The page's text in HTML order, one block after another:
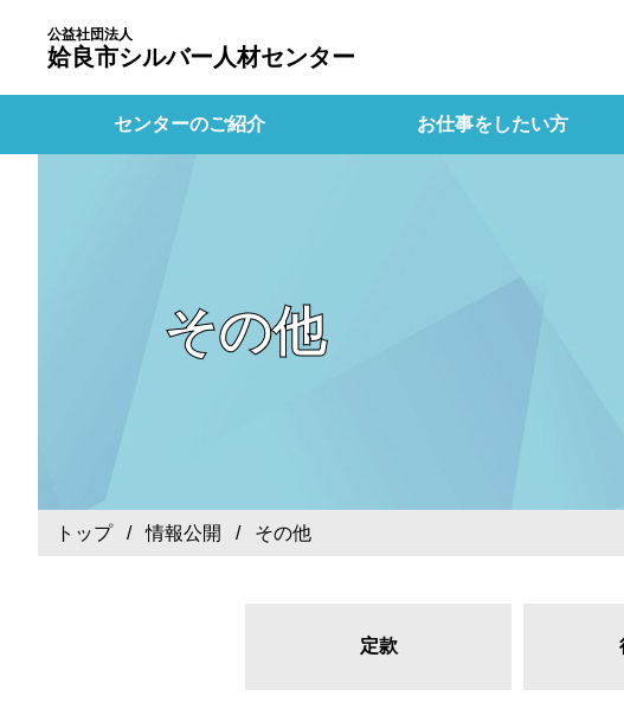
公益社団法人
姶良市シルバー人材センター
センターのご紹介 お仕事をしたい方
その他
トップ/情報公開 / その他
定款